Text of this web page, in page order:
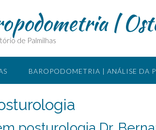
|
de Palmilhas
BAROPODOMETRIA | ANÁLISE DA
MANUAL